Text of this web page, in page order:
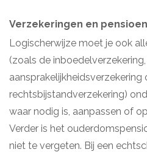
Verzekeringen en
Logischerwijze moet je ook
(zoals de inboedelverzekering,
rechtsbijstandverzekering)
waar nodig is, aanpassen of
Verder is het
niet te vergeten. Bij een